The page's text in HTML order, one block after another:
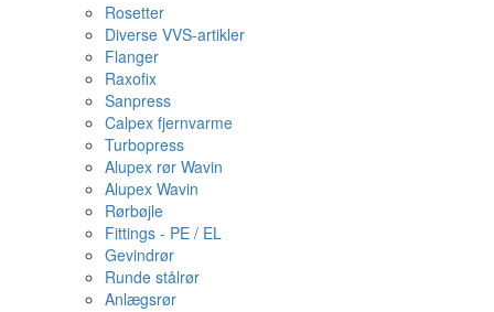
Rosetter
Diverse VVS-artikler
Flanger
Raxofix
Sanpress
Calpex fjernvarme
Turbopress
Alupex rør Wavin
Alupex Wavin
Rørbøjle
Fittings - PE / EL
Gevindrør
Runde stålrør
Anlægsrør